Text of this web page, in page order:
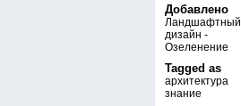
Добавлено
Ландшафтный
дизайн -
Озеленение‎
Tagged as
архитектура
знание